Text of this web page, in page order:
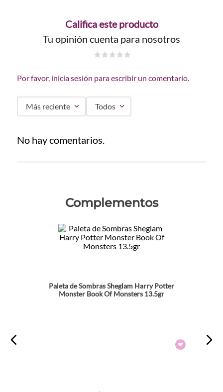
Califica este producto
Tu opinión cuenta para nosotros
Por favor, inicia sesión para escribir un comentario.
Más reciente Todos
No hay comentarios.
Complementos
Paleta de Sombras Sheglam Harry Potter
Monster Book Of Monsters 13.5gr